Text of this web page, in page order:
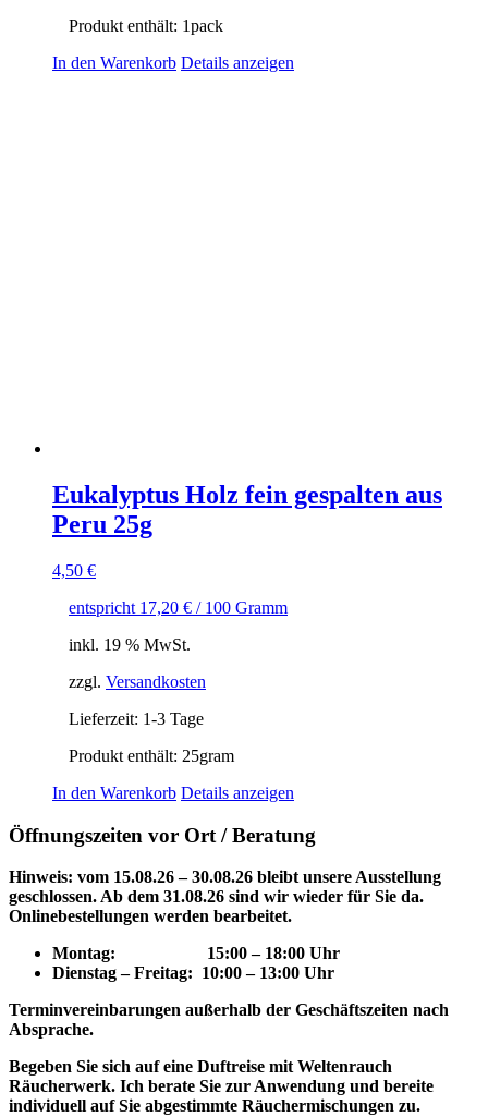
Produkt enthält: 1pack
In den Warenkorb Details anzeigen
Eukalyptus Holz fein gespalten aus
Peru 25g
4,50 €
entspricht 17,20 € / 100 Gramm
inkl. 19 % MwSt.
zzgl. Versandkosten
Lieferzeit: 1-3 Tage
Produkt enthält: 25gram
In den Warenkorb Details anzeigen
Öffnungszeiten vor Ort / Beratung
Hinweis: vom 15.08.26 – 30.08.26 bleibt unsere Ausstellung
geschlossen. Ab dem 31.08.26 sind wir wieder für Sie da.
Onlinebestellungen werden bearbeitet.
Montag: 15:00 – 18:00 Uhr
Dienstag – Freitag: 10:00 – 13:00 Uhr
Terminvereinbarungen außerhalb der Geschäftszeiten nach
Absprache.
Begeben Sie sich auf eine Duftreise mit Weltenrauch
Räucherwerk. Ich berate Sie zur Anwendung und bereite
individuell auf Sie abgestimmte Räuchermischungen zu.